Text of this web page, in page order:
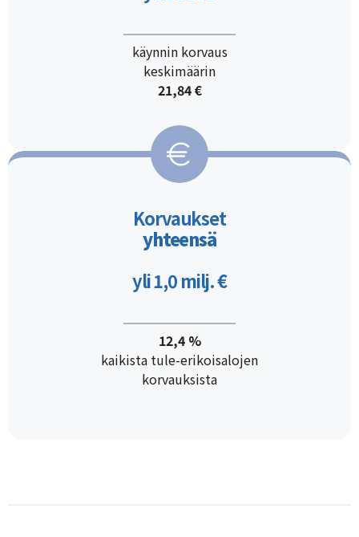
käynnin korvaus
keskimäärin
21,84€
Korvaukset
yhteensä
yli 1,0 milj. €
12,4 %
kaikista tule-erikoisalojen
korvauksista